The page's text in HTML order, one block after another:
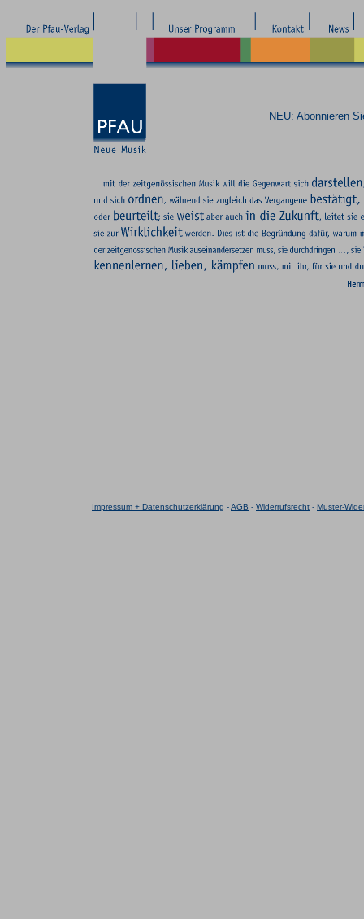
NEU: Abonnieren
Impressum + Datenschutzerklärung -AGB - Widerrufsrecht - Muster-